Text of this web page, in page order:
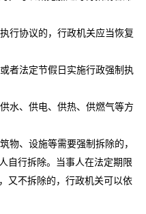
行协议的，行政机关应当恢复
法定节假日实施行政强制执
水、供电、供热、供燃气等方
、设施等需要强制拆除的，
自行拆除。当事人在法定期限
又不拆除的，行政机关可以依